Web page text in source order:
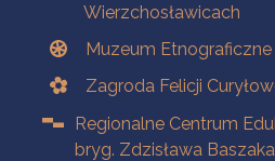
Wierzchosławicach
Muzeum Etnograficzne
Zagroda Felicji
Regionalne Centrum
bryg. Zdzisława Baszaka